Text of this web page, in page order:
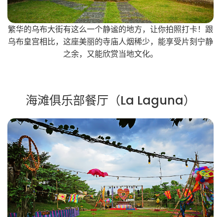
繁华的乌布大街有这么一个静谧的地方，让你拍照打卡！跟
乌布皇宫相比，这座美丽的寺庙人烟稀少，能享受片刻宁静
之余，又能欣赏当地文化。
海滩俱乐部餐厅（La Laguna）